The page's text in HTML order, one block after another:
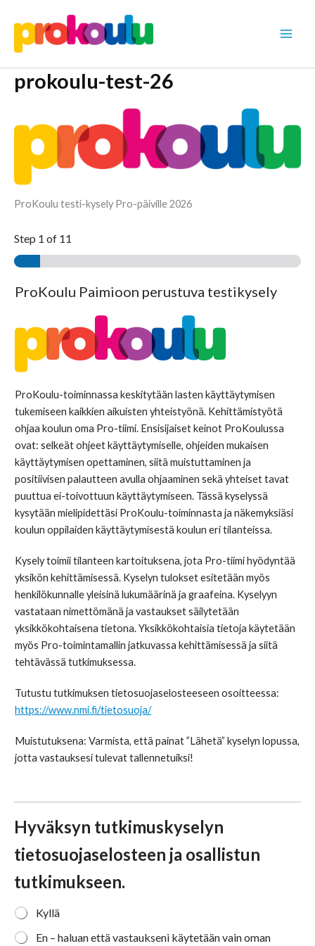
sisältöön
prokoulu-test-26
ProKoulu testi-kysely Pro-päiville 2026
Step 1 of 11
ProKoulu Paimioon perustuva testikysely
ProKoulu-toiminnassa keskitytään lasten käyttäytymisen
tukemiseen kaikkien aikuisten yhteistyönä. Kehittämistyötä
ohjaa koulun oma Pro-tiimi. Ensisijaiset keinot ProKoulussa
ovat: selkeät ohjeet käyttäytymiselle, ohjeiden mukaisen
käyttäytymisen opettaminen, siitä muistuttaminen ja
positiivisen palautteen avulla ohjaaminen sekä yhteiset tavat
puuttua ei-toivottuun käyttäytymiseen. Tässä kyselyssä
kysytään mielipidettäsi ProKoulu-toiminnasta ja näkemyksiäsi
koulun oppilaiden käyttäytymisestä koulun eri tilanteissa.
Kysely toimii tilanteen kartoituksena, jota Pro-tiimi hyödyntää
yksikön kehittämisessä. Kyselyn tulokset esitetään myös
henkilökunnalle yleisinä lukumäärinä ja graafeina. Kyselyyn
vastataan nimettömänä ja vastaukset säilytetään
yksikkökohtaisena tietona. Yksikkökohtaisia tietoja käytetään
myös Pro-toimintamallin jatkuvassa kehittämisessä ja siitä
tehtävässä tutkimuksessa.
Tutustu tutkimuksen tietosuojaselosteeseen osoitteessa:
https://www.nmi.fi/tietosuoja/
Muistutuksena: Varmista, että painat ”Lähetä” kyselyn lopussa,
jotta vastauksesi tulevat tallennetuiksi!
Hyväksyn tutkimuskyselyn
tietosuojaselosteen ja osallistun
tutkimukseen.
a
c
Kyllä
En – haluan että vastaukseni käytetään vain oman